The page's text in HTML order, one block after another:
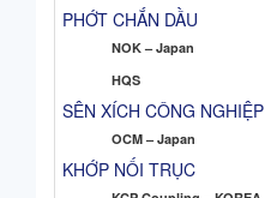
PHỚT CHẮN DẦU
NOK – Japan
HQS
SÊN XÍCH CÔNG NGHIỆP
OCM – Japan
KHỚP NỐI TRỤC